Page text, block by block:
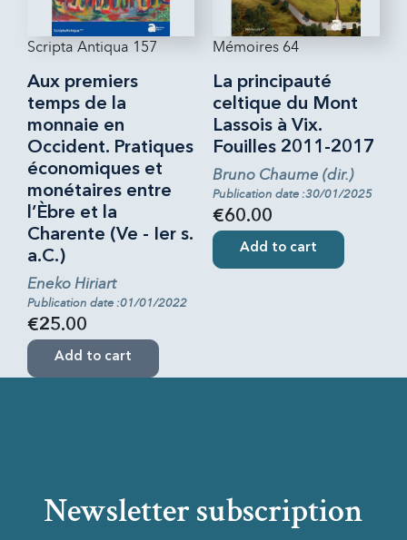
Scripta Antiqua 157
Aux premiers
temps de la
monnaie en
Occident. Pratiques
économiques et
monétaires entre
l’Èbre et la
Charente (Ve - Ier s.
a.C.)
Eneko Hiriart
Publication date :01/01/2022
€25.00
Add to cart
Mémoires 64
La principauté
celtique du Mont
Lassois à Vix.
Fouilles 2011-2017
Bruno Chaume (dir.)
Publication date :30/01/2025
€60.00
Add to cart
Newsletter subscription